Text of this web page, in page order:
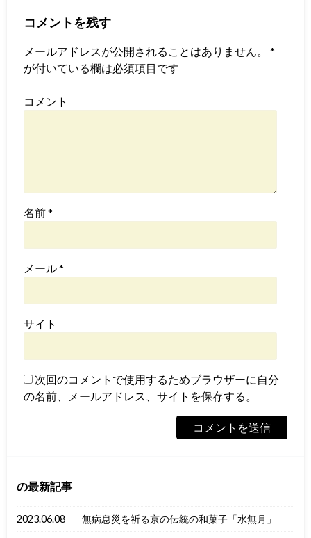
コメントを残す
メールアドレスが公開されることはありません。
*
が付いている欄は必須項目です
コメント
名前*
メール*
サイト
次回のコメントで使用するためブラウザーに自分
の名前、メールアドレス、サイトを保存する。
の最新記事
2023.06.08 無病息災を祈る京の伝統の和菓子「水無月」